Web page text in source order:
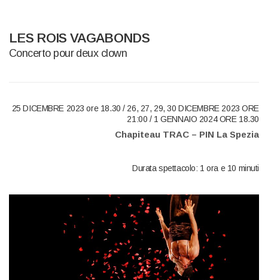
LES ROIS VAGABONDS
Concerto pour deux clown
25 DICEMBRE 2023 ore 18.30 / 26, 27, 29, 30 DICEMBRE 2023 ORE
21:00 / 1 GENNAIO 2024 ORE 18.30
Chapiteau TRAC – PIN La Spezia
Durata spettacolo: 1 ora e 10 minuti